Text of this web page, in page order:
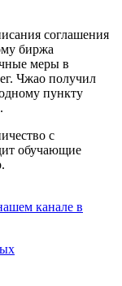
соглашения
биржа
меры в
Чжао получил
пункту
с
обучающие
канале в